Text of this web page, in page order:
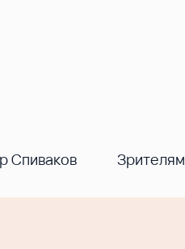
Спиваков Зрителям